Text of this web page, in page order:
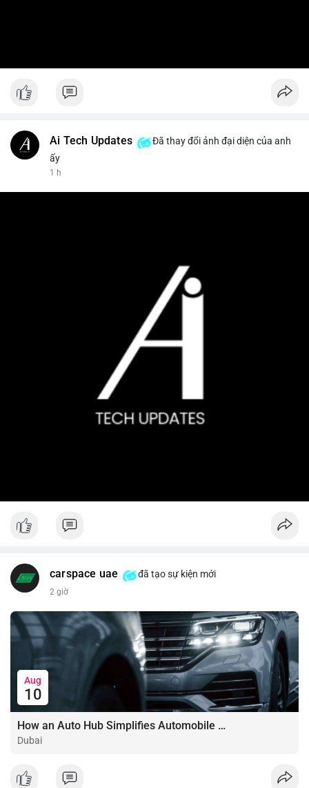
Ai Tech Updates
Đã thay đổi ảnh đại diện của anh
ấy
1 h
carspace uae đã tạo sự kiện mới
2 giờ
Aug
10
How an Auto Hub Simplifies Automobile Buying Services
Dubai